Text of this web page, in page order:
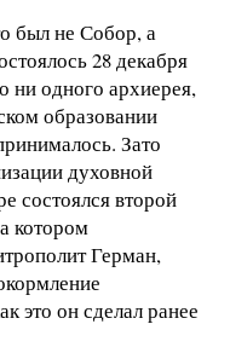
был не Собор, а
28 декабря
ни одного архиерея,
образовании
Зато
духовной
состоялся второй
котором
Герман,
это он сделал ранее